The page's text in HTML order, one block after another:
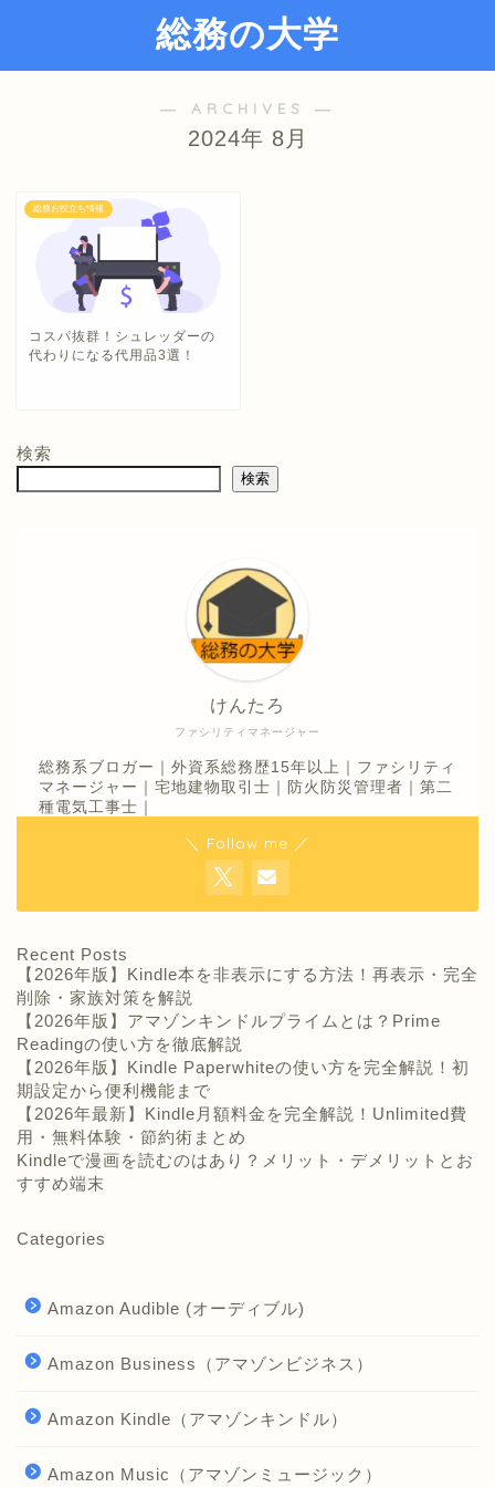
総務の大学
― ARCHIVES ―
2024年 8月
総務お役立ち情報
コスパ抜群！シュレッダーの
代わりになる代用品3選！
検索
検索
ファシリティマネージャー
けんたろ
総務系ブロガー｜外資系総務歴15年以上｜ファシリティ
マネージャー｜宅地建物取引士｜防火防災管理者｜第二
種電気工事士｜
＼ Follow me ／
Recent Posts
【2026年版】Kindle本を非表示にする方法！再表示・完全
削除・家族対策を解説
【2026年版】アマゾンキンドルプライムとは？Prime
Readingの使い方を徹底解説
【2026年版】Kindle Paperwhiteの使い方を完全解説！初
期設定から便利機能まで
【2026年最新】Kindle月額料金を完全解説！Unlimited費
用・無料体験・節約術まとめ
Kindleで漫画を読むのはあり？メリット・デメリットとお
すすめ端末
Categories
Amazon Audible (オーディブル)
Amazon Business（アマゾンビジネス）
Amazon Kindle（アマゾンキンドル）
Amazon Music（アマゾンミュージック）